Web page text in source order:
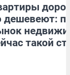
дешевеют:
такой